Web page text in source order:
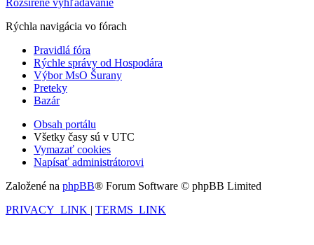
Rozšírené vyhľadávanie
Rýchla navigácia vo fórach
Pravidlá fóra
Rýchle správy od Hospodára
Výbor MsO Šurany
Preteky
Bazár
Obsah portálu
Všetky časy sú v UTC
Vymazať cookies
Napísať administrátorovi
Založené na phpBB® Forum Software © phpBB Limited
PRIVACY_LINK
TERMS_LINK